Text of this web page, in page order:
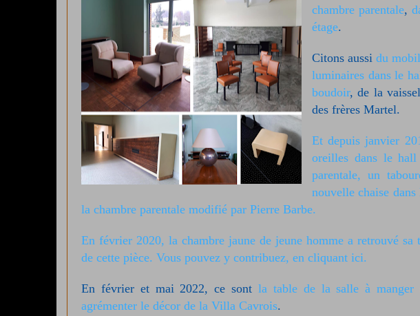
chambre parentale,
étage.
Citons aussi du
luminaires dans le
boudoir, de la
des frères Martel.
Et depuis janvier
oreilles dans le
parentale, un
nouvelle chaise
la chambre parentale modifié par Pierre Barbe.
En février 2020, la chambre jaune de jeune homme a retrouvé
de cette pièce. Vous pouvez y contribuez, en cliquant ici.
En février et mai 2022, ce sont la table de la salle à manger
agrémenter le décor de la Villa Cavrois.